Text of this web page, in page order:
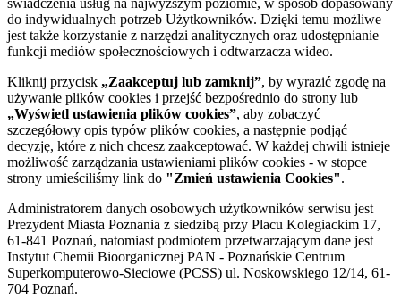
świadczenia usług na najwyższym poziomie, w sposób dopasowany
do indywidualnych potrzeb Użytkowników. Dzięki temu możliwe
jest także korzystanie z narzędzi analitycznych oraz udostępnianie
funkcji mediów społecznościowych i odtwarzacza wideo.
Kliknij przycisk „Zaakceptuj lub zamknij”, by wyrazić zgodę na
używanie plików cookies i przejść bezpośrednio do strony lub
„Wyświetl ustawienia plików cookies”, aby zobaczyć
szczegółowy opis typów plików cookies, a następnie podjąć
decyzję, które z nich chcesz zaakceptować. W każdej chwili istnieje
możliwość zarządzania ustawieniami plików cookies - w stopce
strony umieściliśmy link do "Zmień ustawienia Cookies".
Administratorem danych osobowych użytkowników serwisu jest
Prezydent Miasta Poznania z siedzibą przy Placu Kolegiackim 17,
61-841 Poznań, natomiast podmiotem przetwarzającym dane jest
Instytut Chemii Bioorganicznej PAN - Poznańskie Centrum
Superkomputerowo-Sieciowe (PCSS) ul. Noskowskiego 12/14, 61-
704 Poznań.